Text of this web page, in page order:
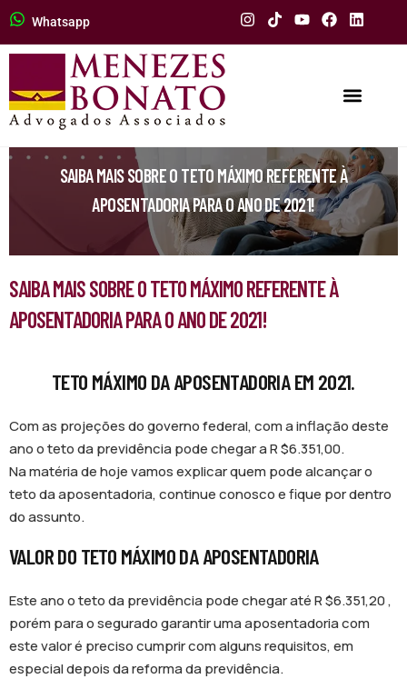
Whatsapp
SAIBA MAIS SOBRE O TETO MÁXIMO REFERENTE À
APOSENTADORIA PARA O ANO DE 2021!
SAIBA MAIS SOBRE O TETO MÁXIMO REFERENTE À
APOSENTADORIA PARA O ANO DE 2021!
TETO MÁXIMO DA APOSENTADORIA EM 2021.
Com as projeções do governo federal, com a inflação deste
ano o teto da previdência pode chegar a R $6.351,00.
Na matéria de hoje vamos explicar quem pode alcançar o
teto da aposentadoria, continue conosco e fique por dentro
do assunto.
VALOR DO TETO MÁXIMO DA APOSENTADORIA
Este ano o teto da previdência pode chegar até R $6.351,20 ,
porém para o segurado garantir uma aposentadoria com
este valor é preciso cumprir com alguns requisitos, em
especial depois da reforma da previdência.